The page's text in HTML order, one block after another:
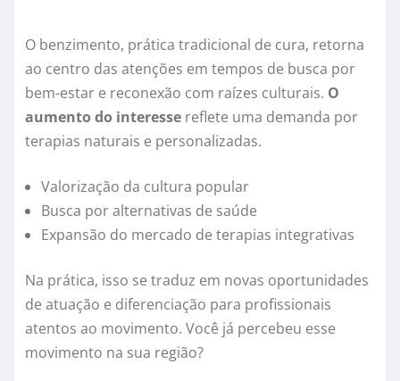
O benzimento, prática tradicional de cura, retorna
ao centro das atenções em tempos de busca por
bem-estar e reconexão com raízes culturais. O
aumento do interesse reflete uma demanda por
terapias naturais e personalizadas.
Valorização da cultura popular
Busca por alternativas de saúde
Expansão do mercado de terapias integrativas
Na prática, isso se traduz em novas oportunidades
de atuação e diferenciação para profissionais
atentos ao movimento. Você já percebeu esse
movimento na sua região?